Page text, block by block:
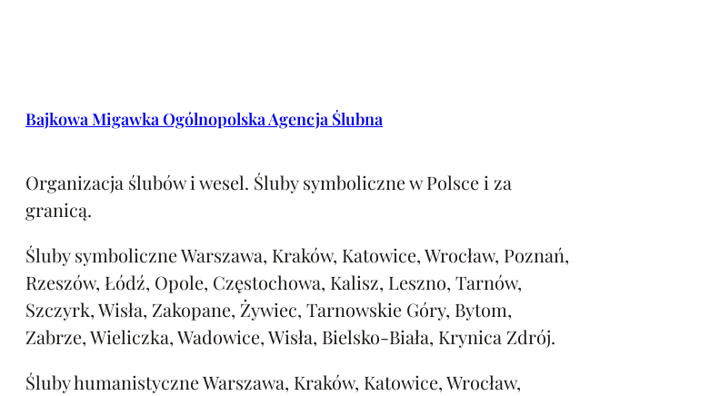
Bajkowa Migawka Ogólnopolska Agencja Ślubna
Organizacja ślubów i wesel. Śluby symboliczne w Polsce i za
granicą.
Śluby symboliczne Warszawa, Kraków, Katowice, Wrocław, Poznań,
Rzeszów, Łódź, Opole, Częstochowa, Kalisz, Leszno, Tarnów,
Szczyrk, Wisła, Zakopane, Żywiec, Tarnowskie Góry, Bytom,
Zabrze, Wieliczka, Wadowice, Wisła, Bielsko-Biała, Krynica Zdrój.
Śluby humanistyczne Warszawa, Kraków, Katowice, Wrocław,